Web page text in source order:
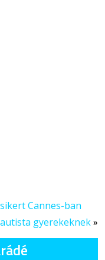
Cannes-ban
gyerekeknek»